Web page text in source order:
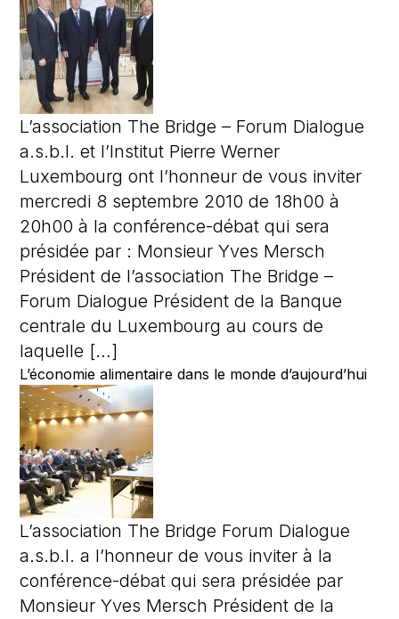
L’association The Bridge – Forum Dialogue
a.s.b.l. et l’Institut Pierre Werner
Luxembourg ont l’honneur de vous inviter
mercredi 8 septembre 2010 de 18h00 à
20h00 à la conférence-débat qui sera
présidée par : Monsieur Yves Mersch
Président de l’association The Bridge –
Forum Dialogue Président de la Banque
centrale du Luxembourg au cours de
laquelle […]
L’économie alimentaire dans le monde d’aujourd’hui
L’association The Bridge Forum Dialogue
a.s.b.l. a l’honneur de vous inviter à la
conférence-débat qui sera présidée par
Monsieur Yves Mersch Président de la